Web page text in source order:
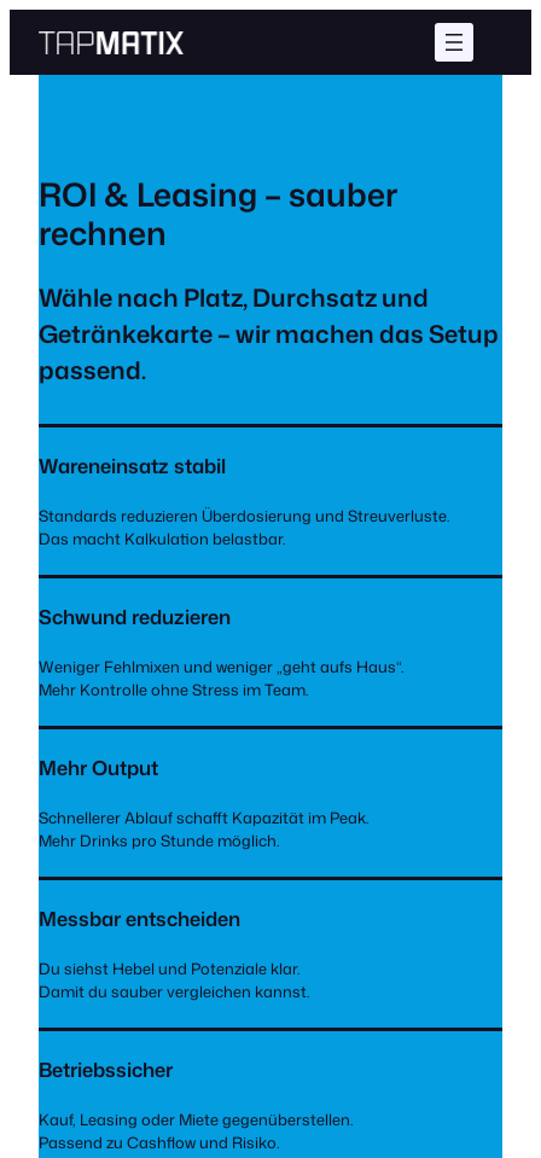
Inhalt
springen
ROI & Leasing – sauber
rechnen
Wähle nach Platz, Durchsatz und
Getränkekarte – wir machen das Setup
passend.
Wareneinsatz stabil
Standards reduzieren Überdosierung und Streuverluste.
Das macht Kalkulation belastbar.
Schwund reduzieren
Weniger Fehlmixen und weniger „geht aufs Haus“.
Mehr Kontrolle ohne Stress im Team.
Mehr Output
Schnellerer Ablauf schafft Kapazität im Peak.
Mehr Drinks pro Stunde möglich.
Messbar entscheiden
Du siehst Hebel und Potenziale klar.
Damit du sauber vergleichen kannst.
Betriebssicher
Kauf, Leasing oder Miete gegenüberstellen.
Passend zu Cashflow und Risiko.